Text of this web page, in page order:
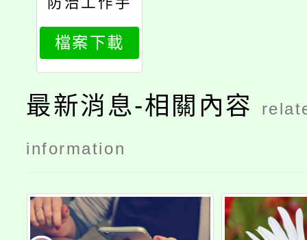
冊
檔案下載
最新消息-相關內容
information